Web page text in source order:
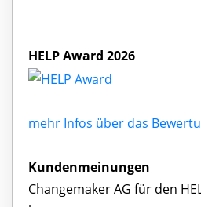
HELP Award 2026
mehr Infos über das
Kundenmeinungen
Changemaker AG für den